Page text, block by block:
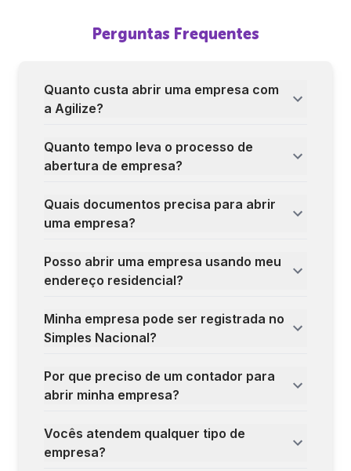
Perguntas Frequentes
Quanto custa abrir uma empresa com
a Agilize?
Quanto tempo leva o processo de
abertura de empresa?
Quais documentos precisa para abrir
uma empresa?
Posso abrir uma empresa usando meu
endereço residencial?
Minha empresa pode ser registrada no
Simples Nacional?
Por que preciso de um contador para
abrir minha empresa?
Vocês atendem qualquer tipo de
empresa?